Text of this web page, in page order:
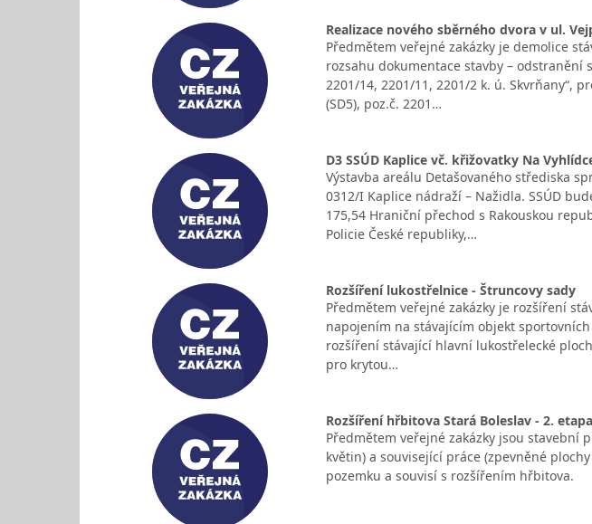
Realizace nového sběrného dvora v ul.
Předmětem veřejné zakázky je demolice
rozsahu dokumentace stavby – odstranění
2201/14, 2201/11, 2201/2 k. ú. Skvrňany“,
(SD5), poz.č. 2201…
D3 SSÚD Kaplice vč. křižovatky Na
Výstavba areálu Detašovaného střediska
0312/I Kaplice nádraží – Nažidla. SSÚD
175,54 Hraniční přechod s Rakouskou
Policie České republiky,…
Rozšíření lukostřelnice - Štruncovy sady
Předmětem veřejné zakázky je rozšíření
napojením na stávajícím objekt
rozšíření stávající hlavní lukostřelecké
pro krytou…
Rozšíření hřbitova Stará Boleslav - 2. etapa
Předmětem veřejné zakázky jsou stavební
květin) a související práce (zpevněné
pozemku a souvisí s rozšířením hřbitova.